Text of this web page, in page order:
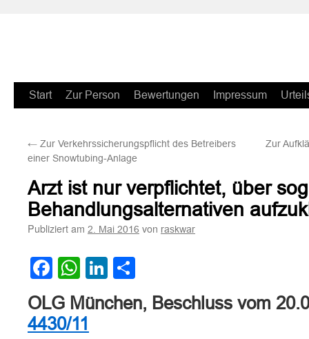
Zum
springen
Start Zur Person Bewertungen Impressum
← Zur Verkehrssicherungspflicht des Betreibers
einer Snowtubing-Anlage
Zur
Arzt ist nur verpflichtet, über
Behandlungsalternativen
Publiziert am 2. Mai 2016 von raskwar
Facebook
WhatsApp
LinkedIn
OLG München, Beschluss vom
4430/11